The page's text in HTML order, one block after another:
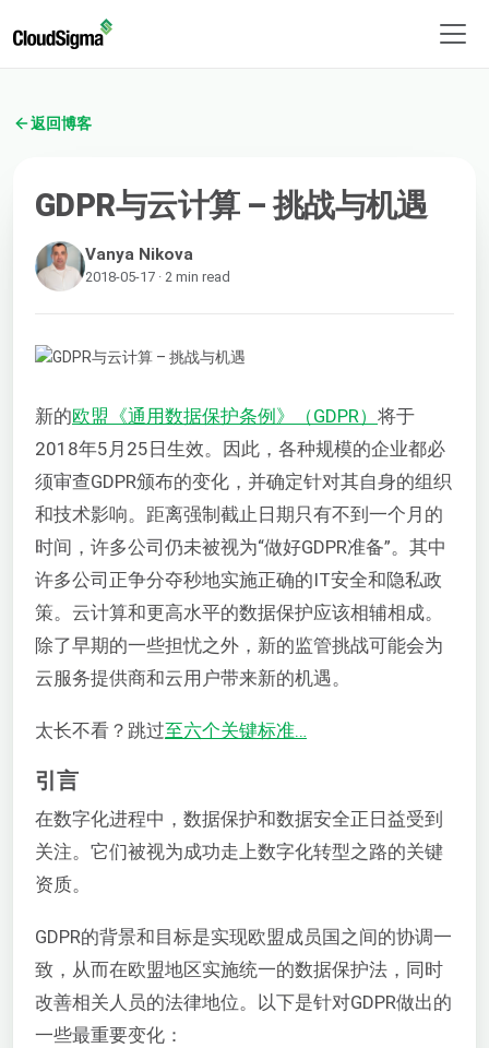
返回博客
GDPR与云计算 – 挑战与机遇
Vanya Nikova
2018-05-17 · 2 min read
新的欧盟《通用数据保护条例》（GDPR） 将于
2018年5月25日生效。因此，各种规模的企业都必
须审查GDPR颁布的变化，并确定针对其自身的组织
和技术影响。距离强制截止日期只有不到一个月的
时间，许多公司仍未被视为“做好GDPR准备”。其中
许多公司正争分夺秒地实施正确的IT安全和隐私政
策。云计算和更高水平的数据保护应该相辅相成。
除了早期的一些担忧之外，新的监管挑战可能会为
云服务提供商和云用户带来新的机遇。
太长不看？跳过至六个关键标准…
引言
在数字化进程中，数据保护和数据安全正日益受到
关注。它们被视为成功走上数字化转型之路的关键
资质。
GDPR的背景和目标是实现欧盟成员国之间的协调一
致，从而在欧盟地区实施统一的数据保护法，同时
改善相关人员的法律地位。以下是针对GDPR做出的
一些最重要变化：